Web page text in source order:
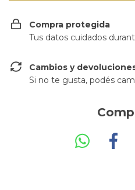
Compra protegida
Tus datos cuidados
Cambios y
Si no te gusta, podés